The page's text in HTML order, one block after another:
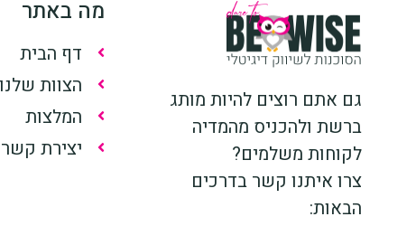
גם אתם רוצים להיות מותג
ברשת ולהכניס מהמדיה
לקוחות משלמים?
צרו איתנו קשר בדרכים
הבאות:
מה באתר
דף הבית
הצוות שלנו
המלצות
יצירת קשר